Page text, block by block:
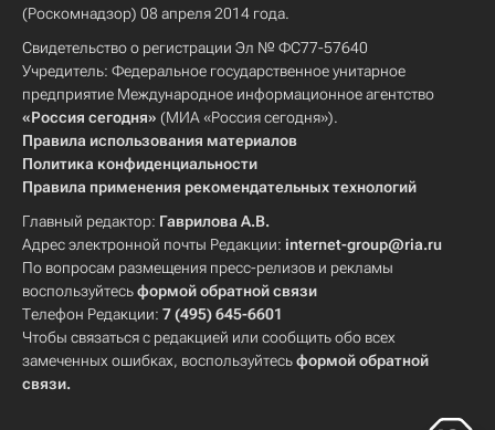
(Роскомнадзор) 08 апреля 2014 года.
Свидетельство о регистрации Эл № ФС77-57640
Учредитель: Федеральное государственное унитарное
предприятие Международное информационное агентство
«Россия сегодня» (МИА «Россия сегодня»).
Правила использования материалов
Политика конфиденциальности
Правила применения рекомендательных технологий
Главный редактор: Гаврилова А.В.
Адрес электронной почты Редакции: internet-group@ria.ru
По вопросам размещения пресс-релизов и рекламы
воспользуйтесьформой обратной связи
Телефон Редакции: 7 (495) 645-6601
Чтобы связаться с редакцией или сообщить обо всех
замеченных ошибках, воспользуйтесьформой обратной
связи.